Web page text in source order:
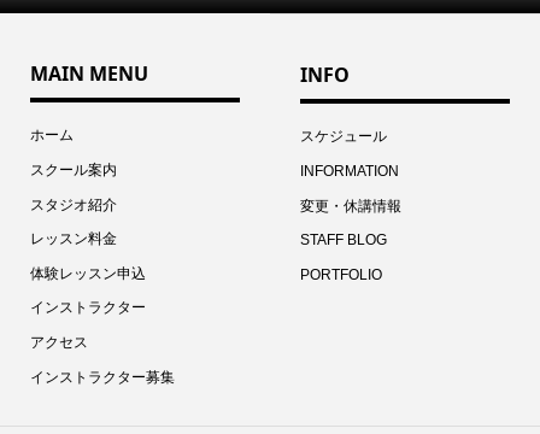
MAIN MENU
ホーム
スクール案内
スタジオ紹介
レッスン料金
体験レッスン申込
インストラクター
アクセス
インストラクター募集
INFO
スケジュール
INFORMATION
変更・休講情報
STAFF BLOG
PORTFOLIO